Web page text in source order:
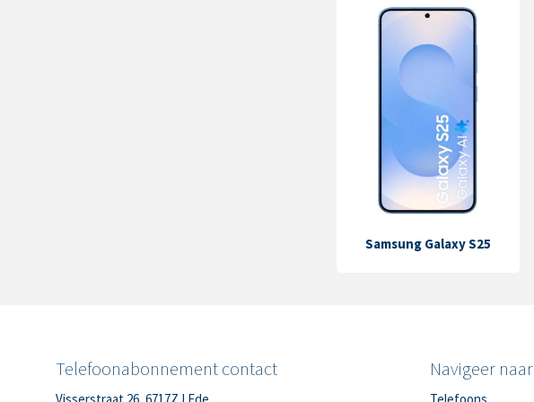
Samsung Galaxy S25
Telefoonabonnement contact Navigeer naar